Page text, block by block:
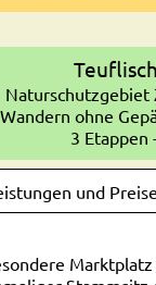
Naturschutzgebiet
Wandern ohne
3 Etappen
und Preise